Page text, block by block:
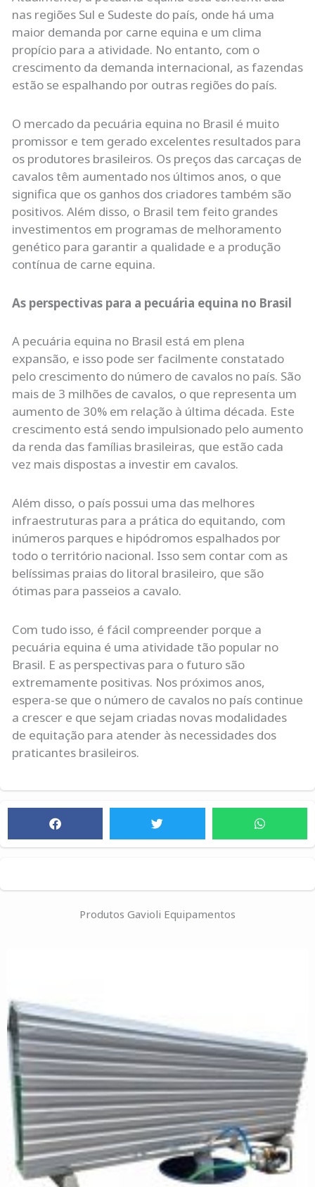
nas regiões Sul e Sudeste do país, onde há uma
maior demanda por carne equina e um clima
propício para a atividade. No entanto, com o
crescimento da demanda internacional, as fazendas
estão se espalhando por outras regiões do país.
O mercado da pecuária equina no Brasil é muito
promissor e tem gerado excelentes resultados para
os produtores brasileiros. Os preços das carcaças de
cavalos têm aumentado nos últimos anos, o que
significa que os ganhos dos criadores também são
positivos. Além disso, o Brasil tem feito grandes
investimentos em programas de melhoramento
genético para garantir a qualidade e a produção
contínua de carne equina.
As perspectivas para a pecuária equina no Brasil
A pecuária equina no Brasil está em plena
expansão, e isso pode ser facilmente constatado
pelo crescimento do número de cavalos no país. São
mais de 3 milhões de cavalos, o que representa um
aumento de 30% em relação à última década. Este
crescimento está sendo impulsionado pelo aumento
da renda das famílias brasileiras, que estão cada
vez mais dispostas a investir em cavalos.
Além disso, o país possui uma das melhores
infraestruturas para a prática do equitando, com
inúmeros parques e hipódromos espalhados por
todo o território nacional. Isso sem contar com as
belíssimas praias do litoral brasileiro, que são
ótimas para passeios a cavalo.
Com tudo isso, é fácil compreender porque a
pecuária equina é uma atividade tão popular no
Brasil. E as perspectivas para o futuro são
extremamente positivas. Nos próximos anos,
espera-se que o número de cavalos no país continue
a crescer e que sejam criadas novas modalidades
de equitação para atender às necessidades dos
praticantes brasileiros.
Produtos Gavioli Equipamentos